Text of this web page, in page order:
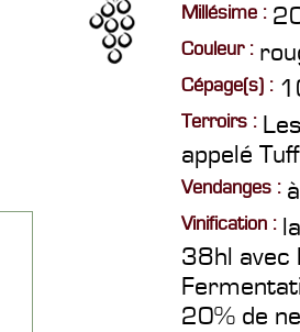
Millésime :
Couleur :
Cépage(s) :
Terroirs :
appelé
Vendanges :
Vinification :
38hl avec
20% de